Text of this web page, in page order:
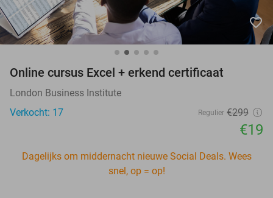
10+ miljoen leden
favorite_border
Online cursus Excel + erkend certificaat
London Business Institute
Verkocht: 17
Regulier €299
€19
Dagelijks om middernacht nieuwe Social Deals. Wees
snel, op = op!